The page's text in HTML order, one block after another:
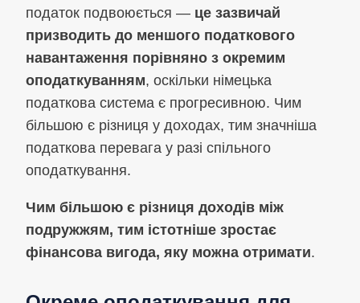
податок подвоюється — це зазвичай
призводить до меншого податкового
навантаження порівняно з окремим
оподаткуванням, оскільки німецька
податкова система є прогресивною. Чим
більшою є різниця у доходах, тим значніша
податкова перевага у разі спільного
оподаткування.
Чим більшою є різниця доходів між
подружжям, тим істотніше зростає
фінансова вигода, яку можна отримати.